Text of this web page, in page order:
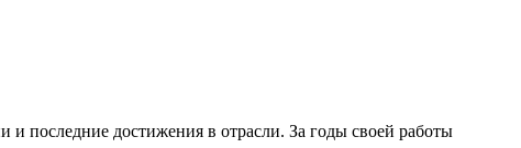
и последние достижения в отрасли. За годы своей работы